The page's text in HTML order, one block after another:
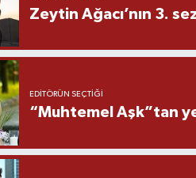
Zeytin Ağacı’nın 3.
EDITÖRÜN SEÇTIĞI
“Muhtemel Aşk”tan